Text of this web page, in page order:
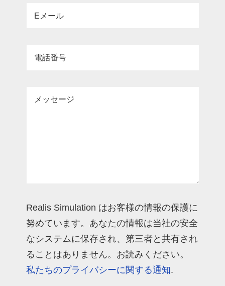
Eメール
電話番号
メッセージ
Realis Simulation はお客様の情報の保護に
努めています。あなたの情報は当社の安全
なシステムに保存され、第三者と共有され
ることはありません。お読みください。
私たちのプライバシーに関する通知.